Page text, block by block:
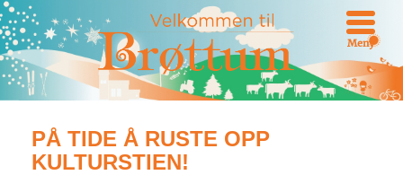
Meny
PÅ TIDE Å RUSTE OPP
KULTURSTIEN!